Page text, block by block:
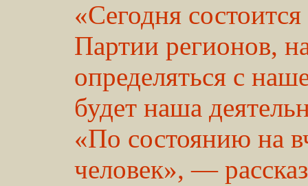
«Сегодня
Партии регионов,
определяться с
будет наша
«По состоянию на
человек», —